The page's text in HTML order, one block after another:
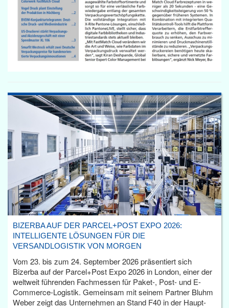
BIZERBA AUF DER PARCEL+POST EXPO 2026:
INTELLIGENTE LÖSUNGEN FÜR DIE
VERSANDLOGISTIK VON MORGEN
Vom 23. bis zum 24. September 2026 präsentiert sich
Bizerba auf der Parcel+Post Expo 2026 in London, einer der
weltweit führenden Fachmessen für Paket-, Post- und E-
Commerce-Logistik. Gemeinsam mit seinem Partner Bluhm
Weber zeigt das Unternehmen an Stand F40 in der Haupt­